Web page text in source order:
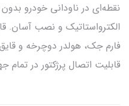
نقطه‌ای در ناودانی خودرو
الکترواستاتیک و نصب آسان.
فارم جک، هولدر دوچرخه و
قابلیت اتصال پرژکتور در تمام